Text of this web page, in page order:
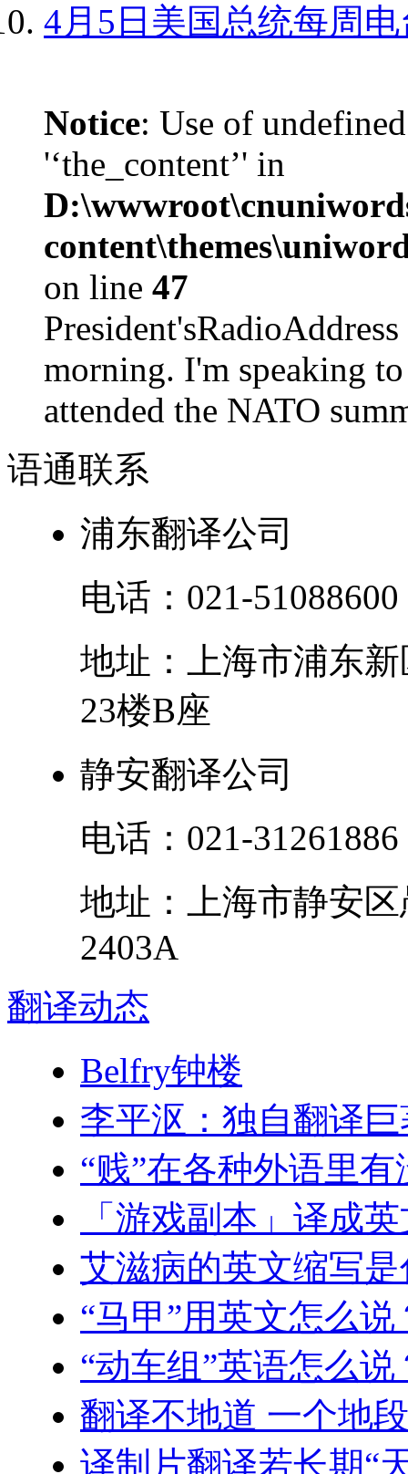
4月5日美国总统每周
Notice: Use of
'‘the_content’' in
on line 47
morning. I'm speaking
attended the NATO
语通联系
浦东翻译公司
电话： 021-51088600
地址：
上海市浦东新
23楼B座
静安翻译公司
电话： 021-31261886
地址：
上海市静安区
2403A
翻译动态
Belfry钟楼
李平沤：独自翻译
“贱”在各种外语里
「游戏副本」译成
艾滋病的英文缩写
“马甲”用英文怎么说
“动车组”英语怎么说
翻译不地道 一个地
译制片翻译若长期“